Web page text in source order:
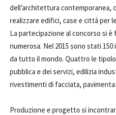
dell’architettura contemporanea,
realizzare edifici, case e città per
La partecipazione al concorso si
numerosa. Nel 2015 sono stati
da tutto il mondo. Quattro le
pubblica e dei servizi, edilizia
rivestimenti di facciata,
Produzione e progetto si